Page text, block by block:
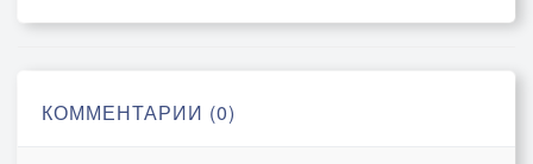
КОММЕНТАРИИ (0)